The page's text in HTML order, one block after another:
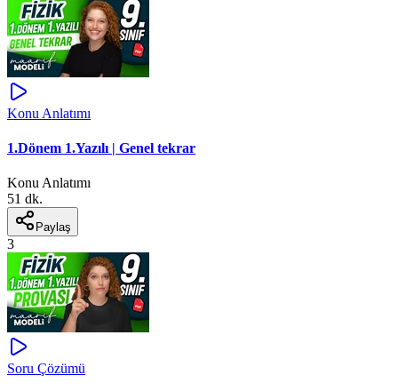
Konu Anlatımı
1.Dönem 1.Yazılı | Genel tekrar
Konu Anlatımı
51 dk.
Paylaş
3
Soru Çözümü